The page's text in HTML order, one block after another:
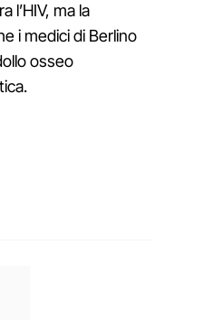
l’HIV, ma la
i medici di Berlino
osseo